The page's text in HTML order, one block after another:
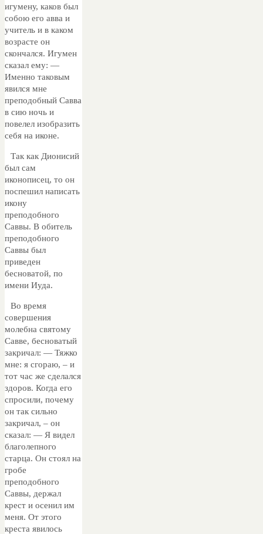
игумену, каков был
собою его авва и
учитель и в каком
возрасте он
скончался. Игумен
сказал ему: —
Именно таковым
явился мне
преподобный Савва
в сию ночь и
повелел изобразить
себя на иконе.
Так как Дионисий
был сам
иконописец, то он
поспешил написать
икону
преподобного
Саввы. В обитель
преподобного
Саввы был
приведен
бесноватой, по
имени Иуда.
Во время
совершения
молебна святому
Савве, бесноватый
закричал: — Тяжко
мне: я сгораю, – и
тот час же сделался
здоров. Когда его
спросили, почему
он так сильно
закричал, – он
сказал: — Я видел
благолепного
старца. Он стоял на
гробе
преподобного
Саввы, держал
крест и осенил им
меня. От этого
креста явилось